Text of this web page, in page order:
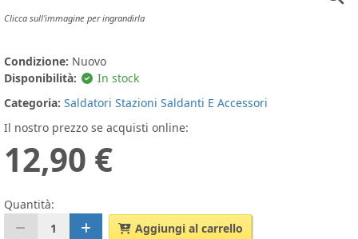
Clicca sull'immagine per ingrandirla
Condizione: Nuovo
Disponibilità:
In stock
Categoria: Saldatori Stazioni Saldanti E Accessori
Il nostro prezzo se acquisti online:
12,90 €
Quantità:
1
Aggiungi al carrello